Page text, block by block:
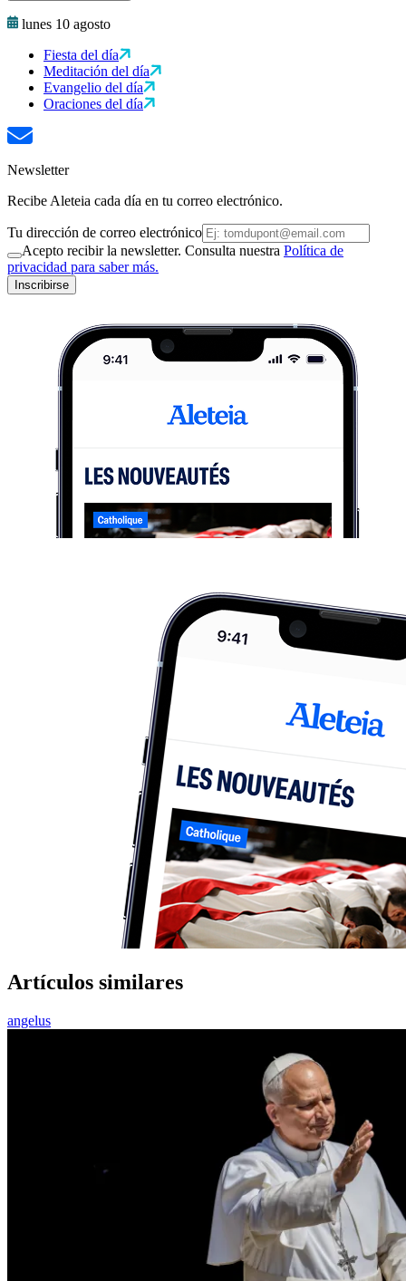
lunes 10 agosto
Fiesta del día
Meditación del día
Evangelio del día
Oraciones del día
Newsletter
Recibe Aleteia cada día en tu correo electrónico.
Tu dirección de correo electrónico
Acepto recibir la newsletter. Consulta nuestra Política de
privacidad para saber más.
Inscribirse
Artículos similares
angelus